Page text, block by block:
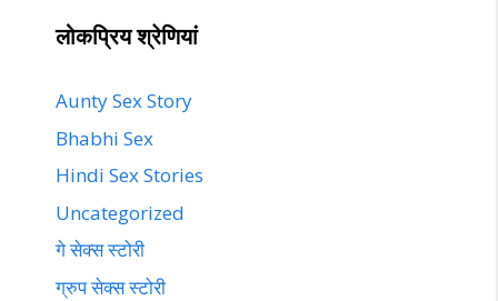
लोकप्रिय श्रेणियां
Aunty Sex Story
Bhabhi Sex
Hindi Sex Stories
Uncategorized
गे सेक्स स्टोरी
ग्रुप सेक्स स्टोरी